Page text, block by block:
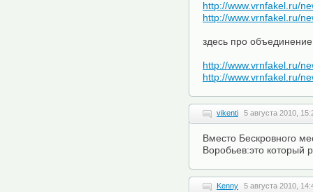
http://www.vrnfakel.ru/
http://www.vrnfakel.ru/
здесь про объединение
http://www.vrnfakel.ru/
http://www.vrnfakel.ru/
vikenti 5 августа 2010,
Вместо Бескровного
Воробьев:это
Kenny 5 августа 2010,